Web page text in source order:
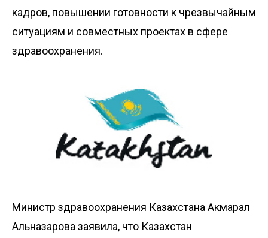
кадров, повышении готовности к чрезвычайным
ситуациям и совместных проектах в сфере
здравоохранения.
Министр здравоохранения Казахстана Акмарал
Альназарова заявила, что Казахстан